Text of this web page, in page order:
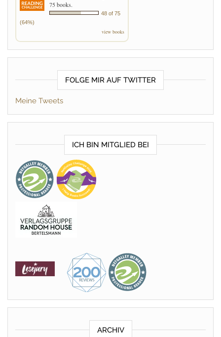
75 books.
48 of 75
(64%)
view books
FOLGE MIR AUF TWITTER
Meine Tweets
ICH BIN MITGLIED BEI
ARCHIV